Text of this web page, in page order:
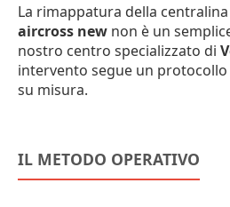
La rimappatura della
aircross new non è un
nostro centro specializzato di
intervento segue un
su misura.
IL METODO OPERATIVO